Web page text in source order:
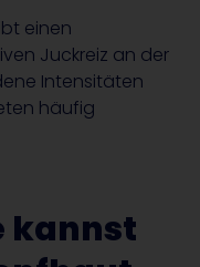
einen
Juckreiz an der
Intensitäten
häufig
kannst